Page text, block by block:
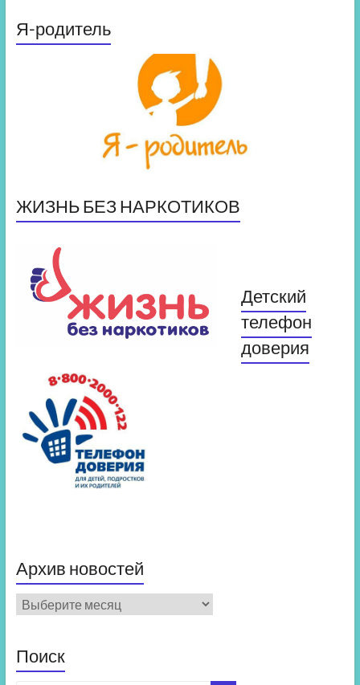
Я-родитель
ЖИЗНЬ БЕЗ НАРКОТИКОВ
Детский
телефон
доверия
Архив новостей
Архив
новостей
Поиск